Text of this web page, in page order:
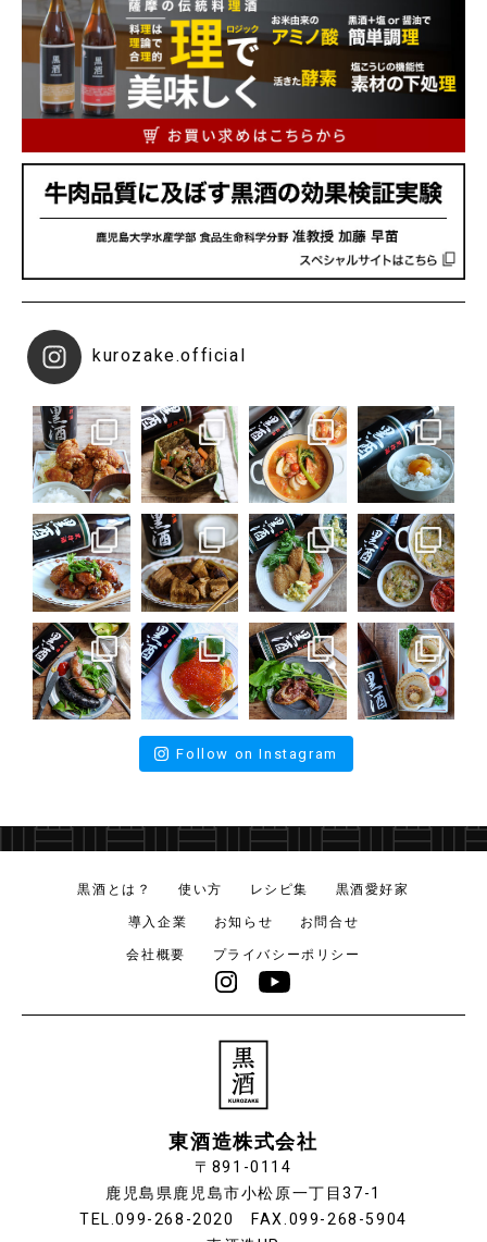
kurozake.official
Follow on Instagram
黒酒とは？ 使い方 レシピ集
黒酒愛好家
導入企業
お知らせ
お問合せ
会社概要
プライバシーポリシー
東酒造株式会社
〒891-0114
鹿児島県鹿児島市小松原一丁目37-1
TEL.099-268-2020 FAX.099-268-5904